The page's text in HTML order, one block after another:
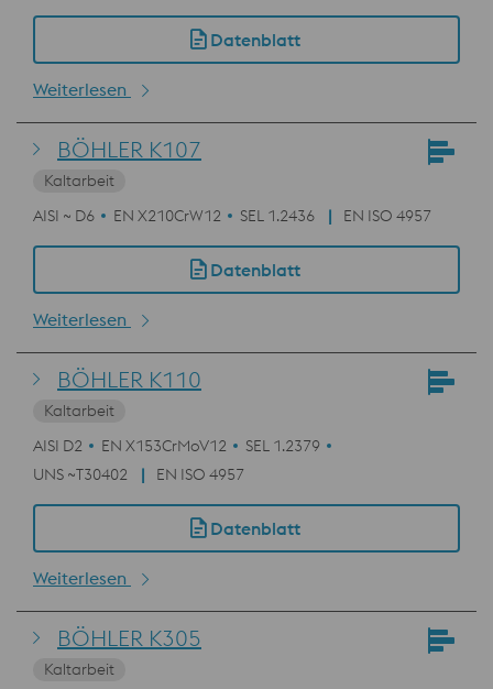
Datenblatt
Weiterlesen
BÖHLER K107
Kaltarbeit
AISI ~ D6
EN X210CrW12 SEL 1.2436 EN ISO 4957
Datenblatt
Weiterlesen
BÖHLER K110
Kaltarbeit
AISI D2
EN X153CrMoV12
SEL 1.2379
UNS ~T30402
EN ISO 4957
Datenblatt
Weiterlesen
BÖHLER K305
Kaltarbeit